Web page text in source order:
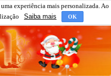
experiência mais personalizada. Ao
Saiba mais OK